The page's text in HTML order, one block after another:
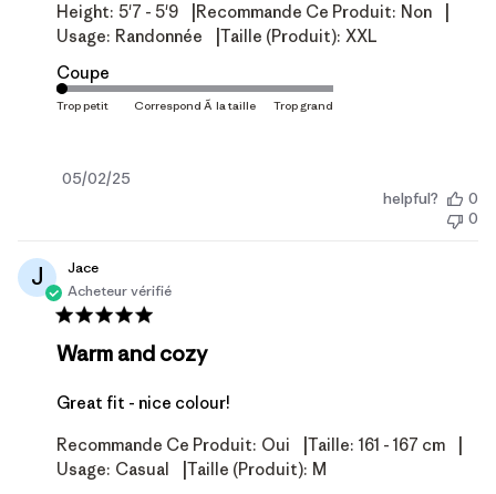
Height: 5'7 - 5'9 Recommande Ce Produit: Non
Usage: Randonnée Taille (produit): XXL
Coupe
Date
05/02/25
helpful?
0
0
J
Jace
Acheteur vérifié
Warm and cozy
Great fit - nice colour!
Recommande Ce Produit: Oui Taille: 161 - 167 cm
Usage: Casual Taille (produit): M